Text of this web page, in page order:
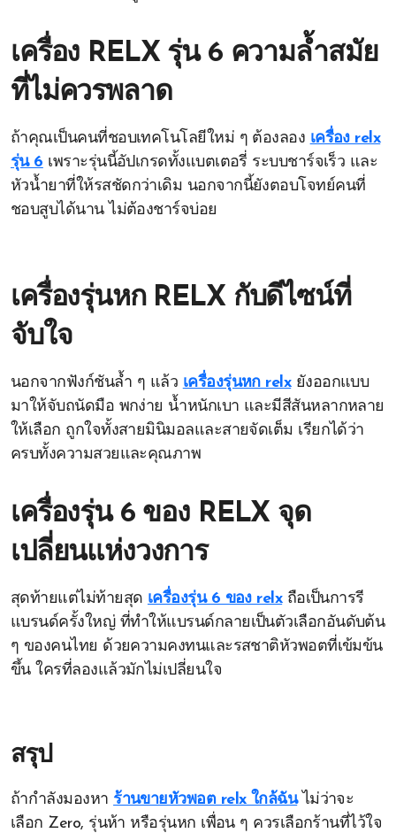
เครื่อง RELX รุ่น 6 ความล้ำสมัย
ที่ไม่ควรพลาด
ถ้าคุณเป็นคนที่ชอบเทคโนโลยีใหม่ ๆ ต้องลอง เครื่อง relx
รุ่น 6 เพราะรุ่นนี้อัปเกรดทั้งแบตเตอรี่ ระบบชาร์จเร็ว และ
หัวน้ำยาที่ให้รสชัดกว่าเดิม นอกจากนี้ยังตอบโจทย์คนที่
ชอบสูบได้นาน ไม่ต้องชาร์จบ่อย
เครื่องรุ่นหก RELX กับดีไซน์ที่
จับใจ
นอกจากฟังก์ชันล้ำ ๆ แล้ว เครื่องรุ่นหก relxยังออกแบบ
มาให้จับถนัดมือ พกง่าย น้ำหนักเบา และมีสีสันหลากหลาย
ให้เลือก ถูกใจทั้งสายมินิมอลและสายจัดเต็ม เรียกได้ว่า
ครบทั้งความสวยและคุณภาพ
เครื่องรุ่น 6 ของ RELX จุด
เปลี่ยนแห่งวงการ
สุดท้ายแต่ไม่ท้ายสุด เครื่องรุ่น 6 ของ relxถือเป็นการรี
แบรนด์ครั้งใหญ่ ที่ทำให้แบรนด์กลายเป็นตัวเลือกอันดับต้น
ๆ ของคนไทย ด้วยความคงทนและรสชาติหัวพอตที่เข้มข้น
ขึ้น ใครที่ลองแล้วมักไม่เปลี่ยนใจ
สรุป
ถ้ากำลังมองหา ร้านขายหัวพอต relx ใกล้ฉันไม่ว่าจะ
เลือก Zero, รุ่นห้า หรือรุ่นหก เพื่อน ๆ ควรเลือกร้านที่ไว้ใจ